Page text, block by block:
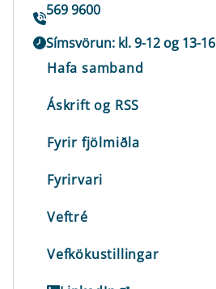
569 9600
Símsvörun: kl. 9-12 og 13-16
Hafa samband
Áskrift og RSS
Fyrir fjölmiðla
Fyrirvari
Veftré
Vefkökustillingar